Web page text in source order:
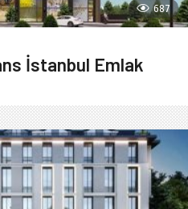
687
İstanbul Emlak